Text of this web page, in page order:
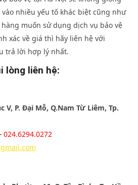
nhiều yếu tố khác biệt cũng như
muốn sử dụng dịch vụ bảo vệ
xác về giá thì hãy liên hệ với
trả lời hợp lý nhất.
lòng liên hệ:
V, P. Đại Mỗ, Q.Nam Từ Liêm, Tp.
024.6294.0272